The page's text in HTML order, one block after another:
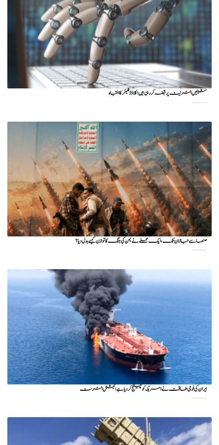
مشینیں انٹرنیٹ پر قبضہ کر رہی ہیں؛ کلاؤڈ فلیئر کا انتباہ
صنعا سے جازان تک، ایک حملے نے یمن کی جنگ کا توازن کیسے بدل دیا؟
ایران کی فوجی طاقت نے امریکہ کو چیلنج کر دیا ہے: نیشنل انٹرسٹ